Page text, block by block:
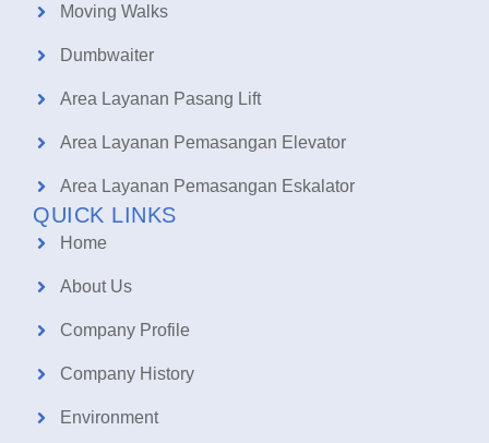
Moving Walks
Dumbwaiter
Area Layanan Pasang Lift
Area Layanan Pemasangan Elevator
Area Layanan Pemasangan Eskalator
QUICK LINKS
Home
About Us
Company Profile
Company History
Environment